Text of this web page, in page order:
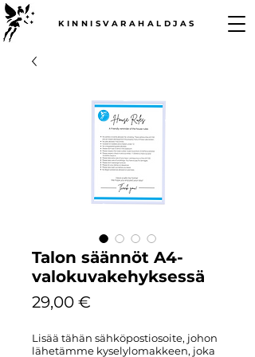
KINNISVARAHALDJAS
Talon säännöt A4-
valokuvakehyksessä
29,00 €
Lisää tähän sähköpostiosoite, johon
lähetämme kyselylomakkeen, joka